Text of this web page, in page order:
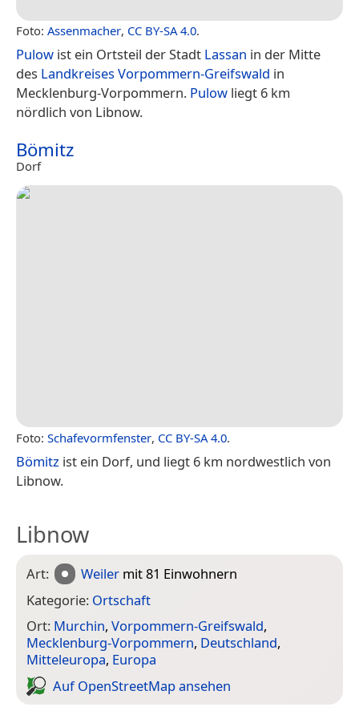
Foto: Assenmacher, CC BY-SA 4.0.
Pulow ist ein Ortsteil der Stadt Lassan in der Mitte
des Landkreises Vorpommern-Greifswald in
Mecklenburg-Vorpommern. Pulow liegt 6 km
nördlich von Libnow.
Bömitz
Dorf
Foto: Schafevormfenster, CC BY-SA 4.0.
Bömitz ist ein Dorf, und liegt 6 km nordwestlich von
Libnow.
Libnow
Art: Weiler mit 81 Einwohnern
Kategorie: Ortschaft
Ort: Murchin, Vorpommern-Greifswald,
Mecklenburg-Vorpommern, Deutschland,
Mitteleuropa, Europa
Auf Open­Street­Map ansehen